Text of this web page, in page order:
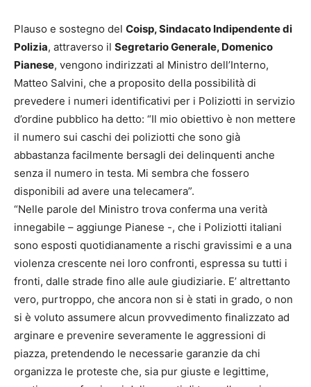
Plauso e sostegno del Coisp, Sindacato Indipendente di
Polizia, attraverso il Segretario Generale, Domenico
Pianese, vengono indirizzati al Ministro dell’Interno,
Matteo Salvini, che a proposito della possibilità di
prevedere i numeri identificativi per i Poliziotti in servizio
d’ordine pubblico ha detto: “Il mio obiettivo è non mettere
il numero sui caschi dei poliziotti che sono già
abbastanza facilmente bersagli dei delinquenti anche
senza il numero in testa. Mi sembra che fossero
disponibili ad avere una telecamera”.
“Nelle parole del Ministro trova conferma una verità
innegabile – aggiunge Pianese -, che i Poliziotti italiani
sono esposti quotidianamente a rischi gravissimi e a una
violenza crescente nei loro confronti, espressa su tutti i
fronti, dalle strade fino alle aule giudiziarie. E’ altrettanto
vero, purtroppo, che ancora non si è stati in grado, o non
si è voluto assumere alcun provvedimento finalizzato ad
arginare e prevenire severamente le aggressioni di
piazza, pretendendo le necessarie garanzie da chi
organizza le proteste che, sia pur giuste e legittime,